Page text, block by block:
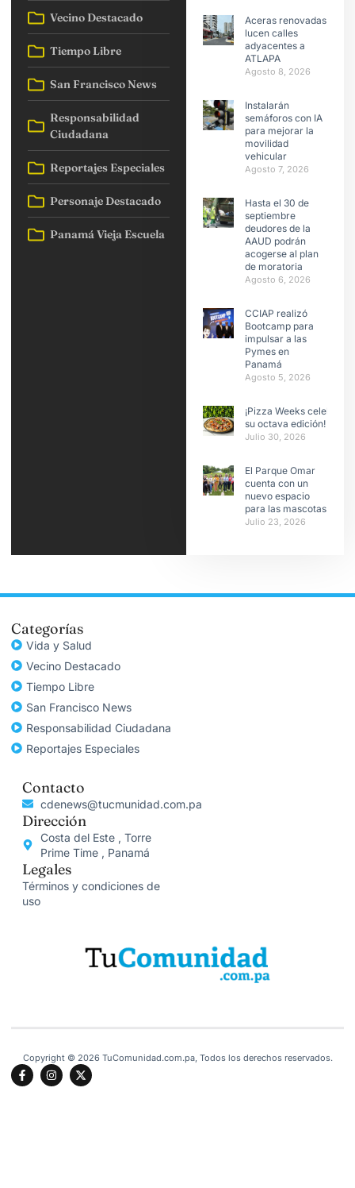
Vecino Destacado
Tiempo Libre
San Francisco News
Responsabilidad
Ciudadana
Reportajes Especiales
Personaje Destacado
Panamá Vieja Escuela
Aceras renovadas
lucen calles
adyacentes a
ATLAPA
Agosto 8, 2026
Instalarán
semáforos con IA
para mejorar la
movilidad
vehicular
Agosto 7, 2026
Hasta el 30 de
septiembre
deudores de la
AAUD podrán
acogerse al plan
de moratoria
Agosto 6, 2026
CCIAP realizó
Bootcamp para
impulsar a las
Pymes en
Panamá
Agosto 5, 2026
¡Pizza Weeks celebra
su octava edición!
Julio 30, 2026
El Parque Omar
cuenta con un
nuevo espacio
para las mascotas
Julio 23, 2026
Categorías
Vida y Salud
Vecino Destacado
Tiempo Libre
San Francisco News
Responsabilidad Ciudadana
Reportajes Especiales
Contacto
cdenews@tucmunidad.com.pa
Dirección
Costa del Este , Torre
Prime Time , Panamá
Legales
Términos y condiciones de
uso
Copyright © 2026 TuComunidad.com.pa, Todos los derechos reservados.